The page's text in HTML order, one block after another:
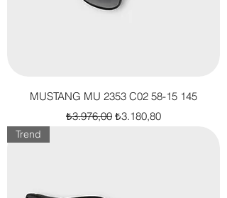
MUSTANG MU 2353 C02 58-15 145
Normal Fiyat
₺3.976,00 İndirimli Fiyat
₺3.180,80
Trend